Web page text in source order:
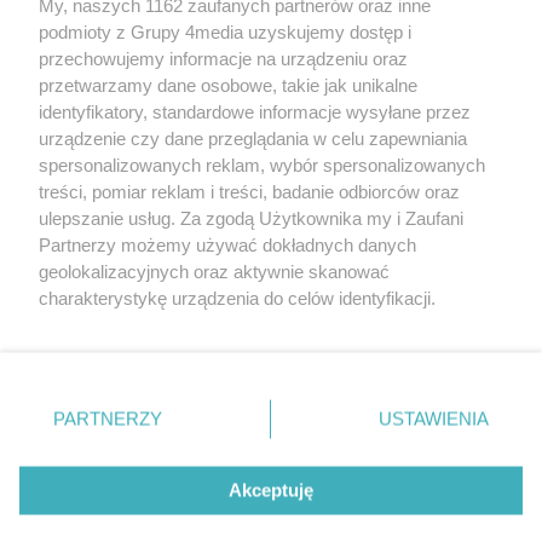
REKLAMA
Reklama Kontakt
Informacja o Nadawcy
Szukaj
My, naszych 1162 zaufanych partnerów oraz inne
podmioty z Grupy 4media uzyskujemy dostęp i
przechowujemy informacje na urządzeniu oraz
przetwarzamy dane osobowe, takie jak unikalne
identyfikatory, standardowe informacje wysyłane przez
urządzenie czy dane przeglądania w celu zapewniania
spersonalizowanych reklam, wybór spersonalizowanych
treści, pomiar reklam i treści, badanie odbiorców oraz
ulepszanie usług. Za zgodą Użytkownika my i Zaufani
Partnerzy możemy używać dokładnych danych
geolokalizacyjnych oraz aktywnie skanować
charakterystykę urządzenia do celów identyfikacji.
zmienić/wycofać klikając przycisk ustawień prywatności
znajdujący się w lewym dolnym rogu strony
. Niektóre
użytkownika, ale masz prawo sprzeciwić się takiemu
przetwarzaniu. Preferencje będą miały zastosowania tylko
PARTNERZY USTAWIENIA
Akceptuję